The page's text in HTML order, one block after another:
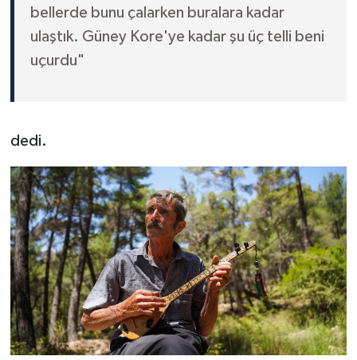
bellerde bunu çalarken buralara kadar
ulaştık. Güney Kore'ye kadar şu üç telli beni
uçurdu"
dedi.